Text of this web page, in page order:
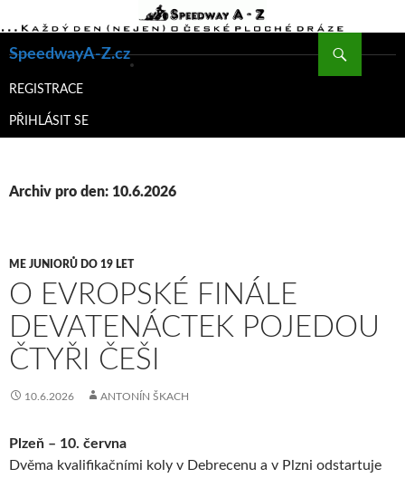
SpeedwayA-Z.cz
K
WEBU
REGISTRACE
PŘIHLÁSIT SE
Archiv pro den: 10.6.2026
ME JUNIORŮ DO 19 LET
O EVROPSKÉ FINÁLE
DEVATENÁCTEK POJEDOU
ČTYŘI ČEŠI
10.6.2026 ANTONÍN ŠKACH
Plzeň – 10. června
Dvěma kvalifikačními koly v Debrecenu a v Plzni odstartuje